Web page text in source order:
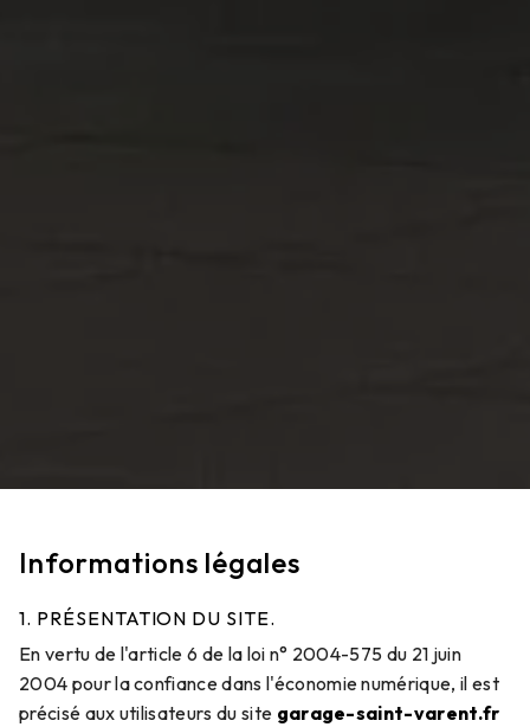
Informations légales
1. PRÉSENTATION DU SITE.
En vertu de l'article 6 de la loi n° 2004-575 du 21 juin
2004 pour la confiance dans l'économie numérique, il est
précisé aux utilisateurs du site garage-saint-varent.fr